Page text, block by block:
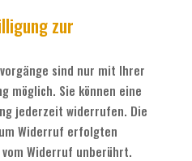
zur
sind nur mit Ihrer
möglich. Sie können eine
jederzeit widerrufen. Die
Widerruf erfolgten
Widerruf unberührt.